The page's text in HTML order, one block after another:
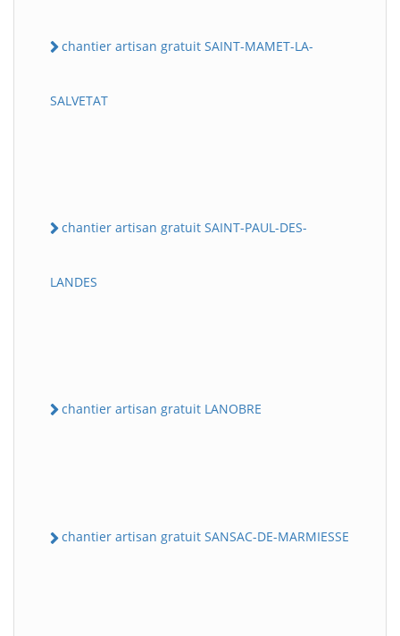
chantier artisan gratuit SAINT-MAMET-LA-
SALVETAT
chantier artisan gratuit SAINT-PAUL-DES-
LANDES
chantier artisan gratuit LANOBRE
chantier artisan gratuit SANSAC-DE-MARMIESSE